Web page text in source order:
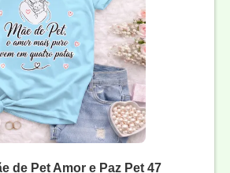
de Pet Amor e Paz Pet 47